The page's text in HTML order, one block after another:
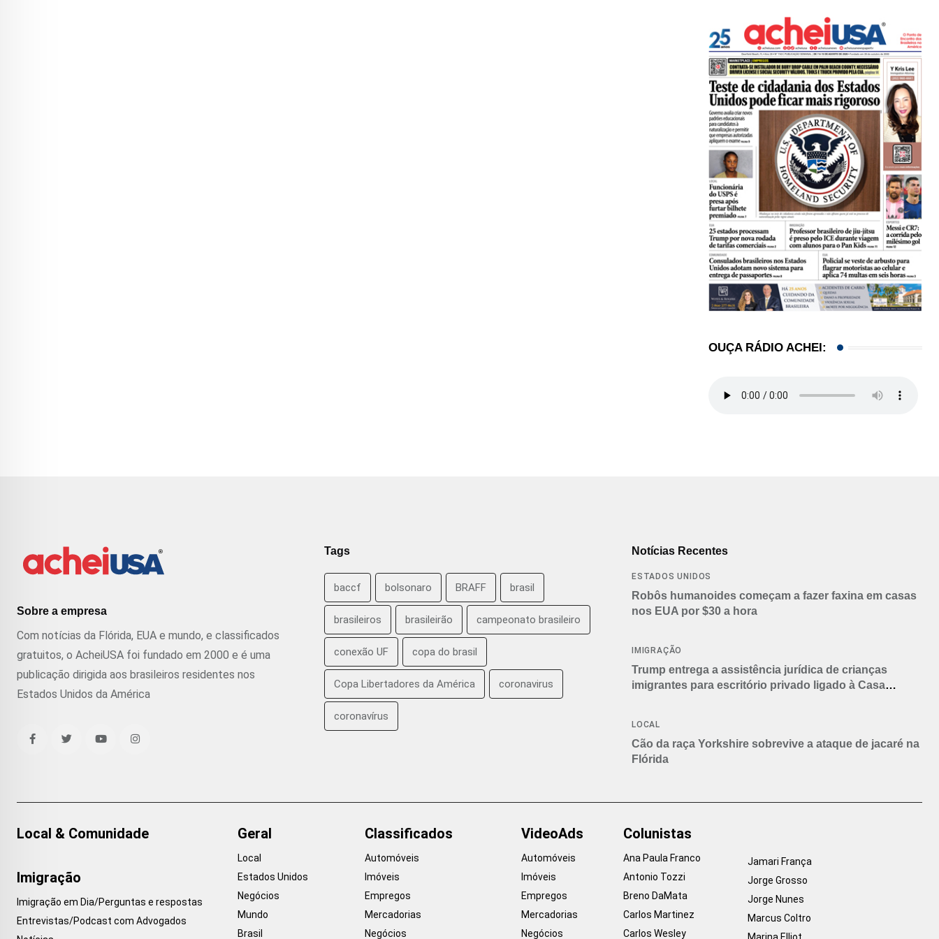
OUÇA RÁDIO ACHEI:
Sobre a empresa
Com notícias da Flórida, EUA e mundo, e classificados
gratuitos, o AcheiUSA foi fundado em 2000 e é uma
publicação dirigida aos brasileiros residentes nos
Estados Unidos da América
Tags
baccf bolsonaro BRAFF brasil
brasileiros brasileirão campeonato brasileiro
conexão UF copa do brasil
Copa Libertadores da América coronavirus
coronavírus
Notícias Recentes
ESTADOS UNIDOS
Robôs humanoides começam a fazer faxina em casas
nos EUA por $30 a hora
IMIGRAÇÃO
Trump entrega a assistência jurídica de crianças
imigrantes para escritório privado ligado à Casa
LOCAL
Cão da raça Yorkshire sobrevive a ataque de jacaré na
Flórida
Local & Comunidade
Imigração
Imigração em Dia/Perguntas e respostas
Entrevistas/Podcast com Advogados
Geral
Local
Estados Unidos
Negócios
Mundo
Brasil
Classificados
Automóveis
Imóveis
Empregos
Mercadorias
Negócios
VideoAds
Automóveis
Imóveis
Empregos
Mercadorias
Negócios
Colunistas
Ana Paula Franco
Antonio Tozzi
Breno DaMata
Carlos Martinez
Carlos Wesley
Jamari França
Jorge Grosso
Jorge Nunes
Marcus Coltro